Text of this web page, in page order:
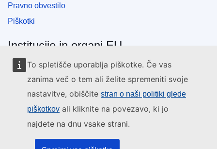
To spletišče uporablja piškotke. Če vas
zanima več o tem ali želite spremeniti svoje
nastavitve, obiščite stran o naši politiki glede
piškotkov ali kliknite na povezavo, ki jo
najdete na dnu vsake strani.
Pravno obvestilo
Piškotki
Institucije in organi EU
Iskanje po institucijah in organih EU